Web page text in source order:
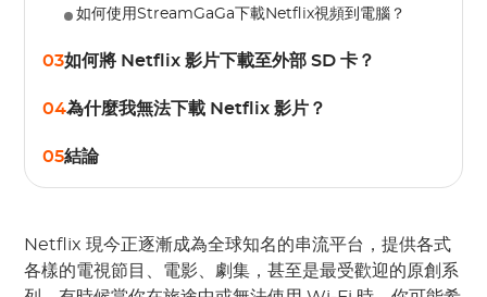
如何使用StreamGaGa下載Netflix視頻到電腦？
03如何將 Netflix 影片下載至外部 SD 卡？
04為什麼我無法下載 Netflix 影片？
05結論
Netflix 現今正逐漸成為全球知名的串流平台，提供各式
各樣的電視節目、電影、劇集，甚至是最受歡迎的原創系